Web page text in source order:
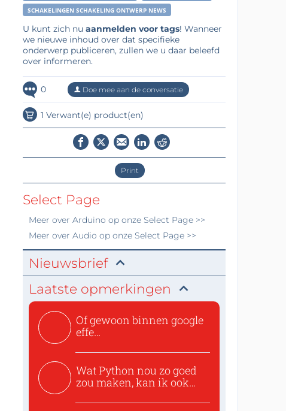
SCHAKELINGEN SCHAKELING ONTWERP NEWS
U kunt zich nu aanmelden voor tags! Wanneer
we nieuwe inhoud over dat specifieke
onderwerp publiceren, zullen we u daar beleefd
over informeren.
0 Doe mee aan de conversatie
1 Verwant(e) product(en)
Print
Select Page
Meer over Arduino op onze Select Page >>
Meer over Audio op onze Select Page >>
Nieuwsbrief
Laatste opmerkingen
Of gewoon binnen google
effe
Wat Python nou zo goed
zou maken, kan ik ook